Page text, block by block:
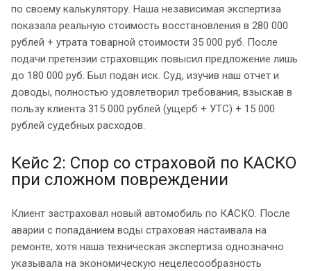
по своему калькулятору. Наша независимая экспертиза
показала реальную стоимость восстановления в 280 000
рублей + утрата товарной стоимости 35 000 руб. После
подачи претензии страховщик повысил предложение лишь
до 180 000 руб. Был подан иск. Суд, изучив наш отчет и
доводы, полностью удовлетворил требования, взыскав в
пользу клиента 315 000 рублей (ущерб + УТС) + 15 000
рублей судебных расходов.
Кейс 2: Спор со страховой по КАСКО
при сложном повреждении
Клиент застраховал новый автомобиль по КАСКО. После
аварии с попаданием воды страховая настаивала на
ремонте, хотя наша техническая экспертиза однозначно
указывала на экономическую нецелесообразность